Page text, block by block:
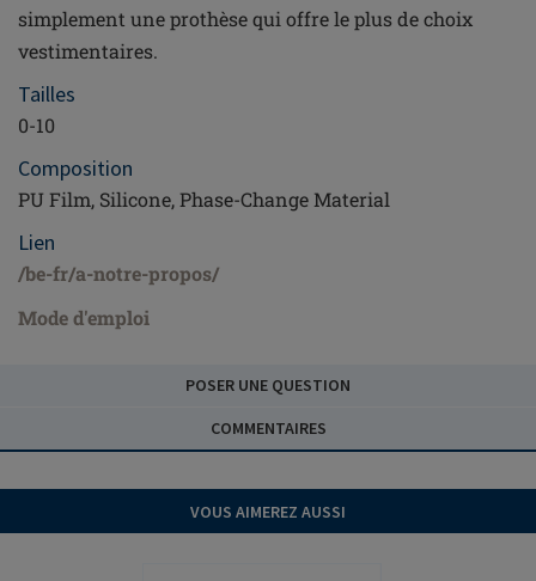
simplement une prothèse qui offre le plus de choix
vestimentaires.
Tailles
0-10
Composition
PU Film, Silicone, Phase-Change Material
Lien
/be-fr/a-notre-propos/
Mode d'emploi
POSER UNE QUESTION
COMMENTAIRES
VOUS AIMEREZ AUSSI